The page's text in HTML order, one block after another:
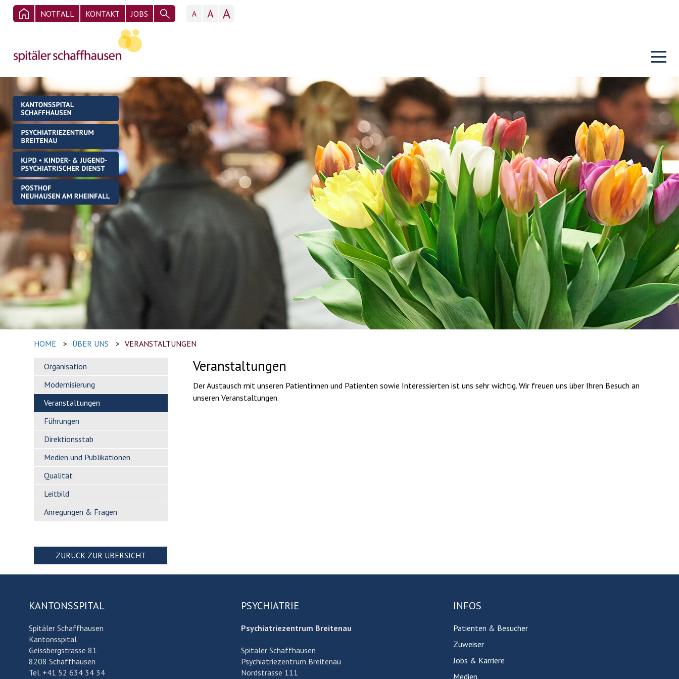
NOTFALL KONTAKT JOBS
HOME > ÜBER UNS > VERANSTALTUNGEN
Organisation
Modernisierung
Veranstaltungen
Führungen
Direktionsstab
Medien und Publikationen
Qualität
Leitbild
Anregungen & Fragen
Veranstaltungen
Der Austausch mit unseren Patientinnen und Patienten sowie Interessierten ist uns sehr wichtig. Wir freuen uns über Ihren Besuch an
unseren Veranstaltungen.
ZURÜCK ZUR ÜBERSICHT
KANTONSSPITAL
Spitäler Schaffhausen
Kantonsspital
Geissbergstrasse 81
8208 Schaffhausen
Tel. +41 52 634 34 34
PSYCHIATRIE
Psychiatriezentrum Breitenau
Spitäler Schaffhausen
Psychiatriezentrum Breitenau
Nordstrasse 111
INFOS
Patienten & Besucher
Zuweiser
Jobs & Karriere
Medien